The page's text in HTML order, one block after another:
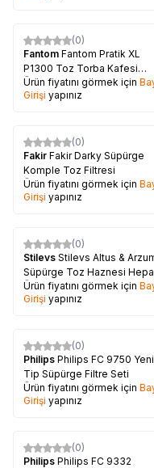
(0)
Fantom Fantom Pratik XL
P1300 Toz Torba Kafesi
Contalı
Ürün fiyatını görmek için
Girişi yapınız
(0)
Fakir Fakir Darky Süpürge
Komple Toz Filtresi
Ürün fiyatını görmek için
Girişi yapınız
(0)
Stilevs Stilevs Altus &
Süpürge Toz Haznesi Hepa
Filtresi
Ürün fiyatını görmek için
Girişi yapınız
(0)
Philips Philips FC 9750 Yeni
Tip Süpürge Filtre Seti
Ürün fiyatını görmek için
Girişi yapınız
(0)
Philips Philips FC 9332